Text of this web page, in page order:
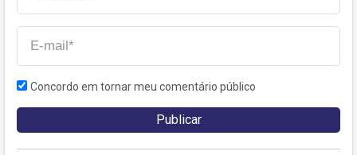
Concordo em tornar meu comentário público